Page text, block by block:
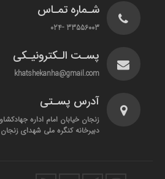
شـماره تمـاس
33556003 -024
پسـت الـکترونیـکی
khatshekanha@gmail.com
آدرس پسـتی
دبیرخانه کنگره ملی شهدای زنجان